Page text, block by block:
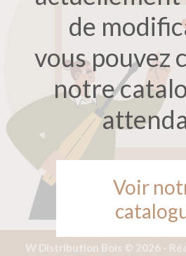
de
vous pouvez
notre
Voir
W Distribution Bois © 2026 -